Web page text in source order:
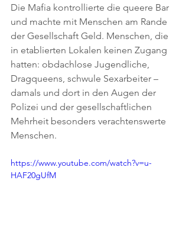
Die Mafia kontrollierte die queere Bar
und machte mit Menschen am Rande
der Gesellschaft Geld. Menschen, die
in etablierten Lokalen keinen Zugang
hatten: obdachlose Jugendliche,
Dragqueens, schwule Sexarbeiter –
damals und dort in den Augen der
Polizei und der gesellschaftlichen
Mehrheit besonders verachtenswerte
Menschen.
https://www.youtube.com/watch?v=u-
HAF20gUfM